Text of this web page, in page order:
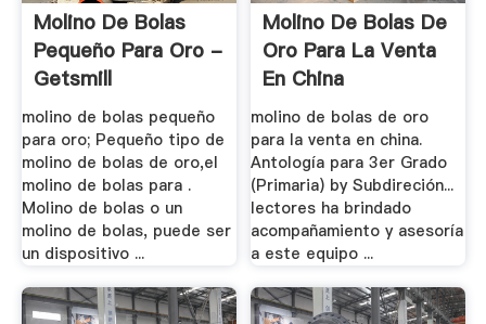
Molino De Bolas
Pequeño Para Oro -
Getsmill
molino de bolas pequeño
para oro; Pequeño tipo de
molino de bolas de oro,el
molino de bolas para .
Molino de bolas o un
molino de bolas, puede ser
un dispositivo ...
Molino De Bolas De
Oro Para La Venta
En China
molino de bolas de oro
para la venta en china.
Antología para 3er Grado
(Primaria) by Subdireción...
lectores ha brindado
acompañamiento y asesoría
a este equipo ...